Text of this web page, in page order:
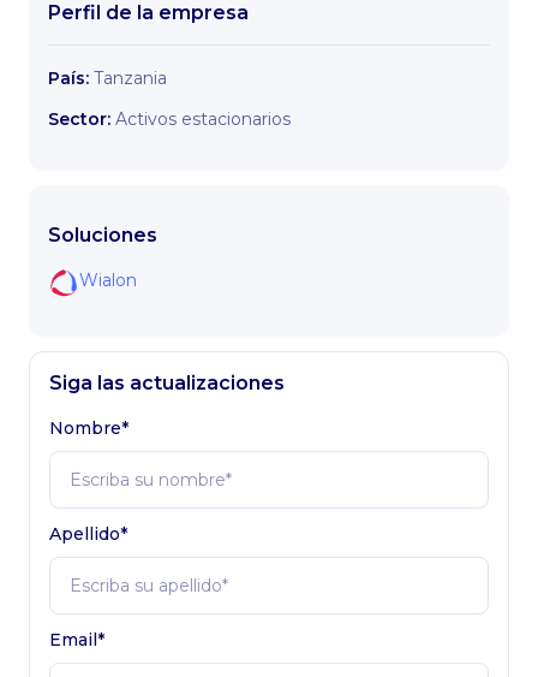
Perfil de la empresa
País: Tanzania
Sector: Activos estacionarios
Soluciones
Wialon
Siga las actualizaciones
Nombre*
Apellido*
Email*